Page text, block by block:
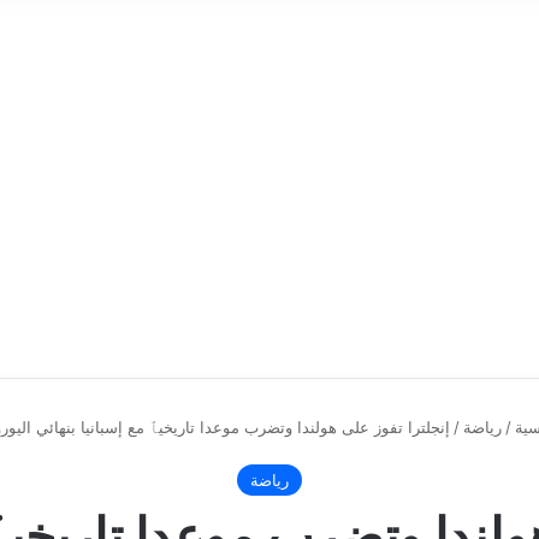
/ رياضة / إنجلترا تفوز على هولندا وتضرب موعدا تاريخيٱ مع إسبانيا بنهائي اليورو
رياضة